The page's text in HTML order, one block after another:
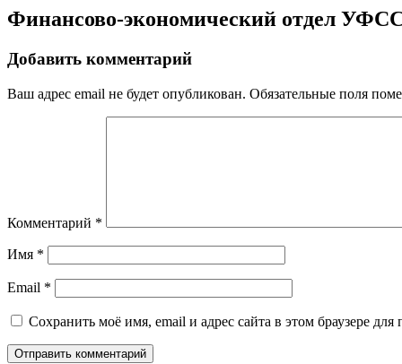
Финансово-экономический отдел
Добавить комментарий
Ваш адрес email не будет опубликован. Обязательные поля
Комментарий *
Имя *
Email *
Сохранить моё имя, email и адрес сайта в этом браузере